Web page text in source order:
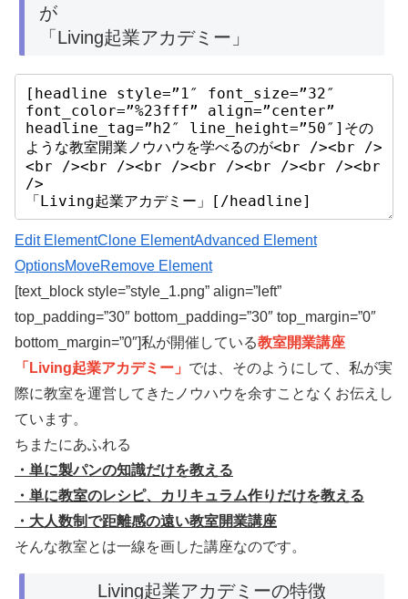
が
「Living起業アカデミー」
Edit ElementClone ElementAdvanced Element
OptionsMoveRemove Element
[text_block style=”style_1.png” align=”left”
top_padding=”30″ bottom_padding=”30″ top_margin=”0″
bottom_margin=”0″]私が開催している教室開業講座
「Living起業アカデミー」 では、そのようにして、私が実
際に教室を運営してきたノウハウを余すことなくお伝えし
ています。
ちまたにあふれる
・単に製パンの知識だけを教える
・単に教室のレシピ、カリキュラム作りだけを教える
・大人数制で距離感の遠い教室開業講座
そんな教室とは一線を画した講座なのです。
Living起業アカデミーの特徴